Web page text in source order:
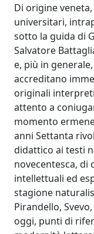
Di origine
universitari,
sotto la guida di
Salvatore
e, più in
accreditano
originali
attento a
momento
anni Settanta
didattico ai testi
novecentesca, di
intellettuali ed
stagione
Pirandello,
oggi, punti di